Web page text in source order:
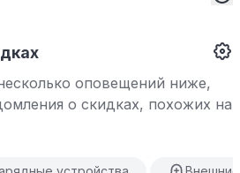
оповещений ниже,
о скидках, похожих на